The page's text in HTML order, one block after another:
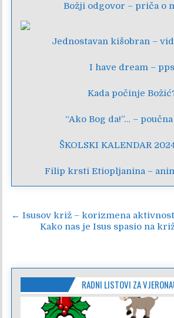
Božji odgovor – priča o
Jednostavan kišobran –
I have dream – pps
Kada počinje
“Ako Bog da!”… –
ŠKOLSKI KALENDAR
Filip krsti Etiopljanina –
Navigacija
objava
← Isusov križ – korizmena
Kako nas je Isus spasio na
RADNI LISTOVI ZA